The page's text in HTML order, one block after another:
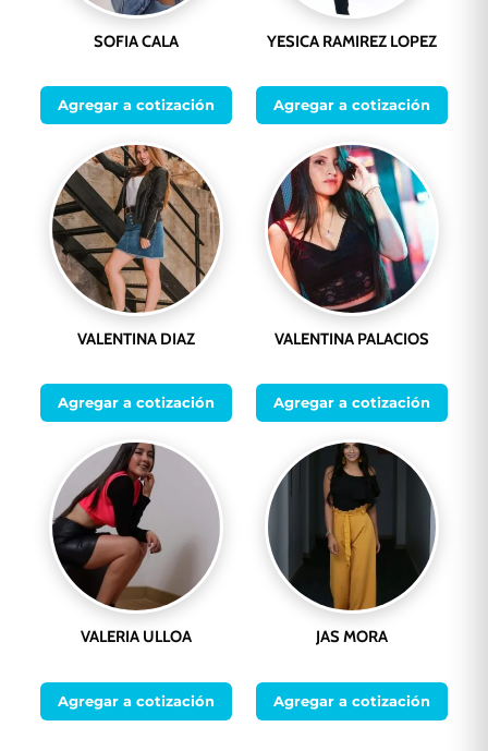
SOFIA CALA
Agregar a cotización
YESICA RAMIREZ LOPEZ
Agregar a cotización
VALENTINA DIAZ
Agregar a cotización
VALENTINA PALACIOS
Agregar a cotización
VALERIA ULLOA
Agregar a cotización
JAS MORA
Agregar a cotización